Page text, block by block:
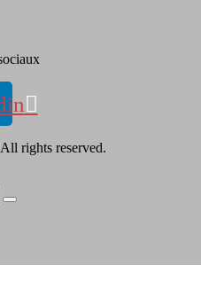
rights reserved.